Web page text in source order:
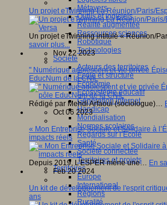
Métavers
Outils et logiciels
Réalité augmentée
Ressources sciences
Robotique
Technologies
Société
Acteurs des territoires
Ecole et structure
Economie
Ecosystème éducatif
Génération internet
Handicap
Mondialisation
Normes scolaires
Regards sur l’Ecole
Santé
Société connectée
Territoires et projets
Territoires
Europe
International
Régions
Ruralité
Un projet eTwinning La Réunion/Paris/
Un projet eTwinning intitulé « Réunion/
savoir plus...
Nov 22 2023
" Numérique adolescent et vie privée
EducNum de la CNIL
Rédigé par Mehdi Arfaoui (sociologue)…
Oct 06 2023
« Mon Entreprise Sociale et Solidaire à
impacts réels
Depuis 2019, L’ESPER mène une… En
Feb 20 2024
Un kit de développement de l'esprit
ans